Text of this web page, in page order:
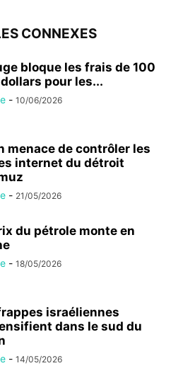
CONNEXES
bloque les frais de 100
pour les...
- 10/06/2026
menace de contrôler les
internet du détroit
- 21/05/2026
du pétrole monte en
- 18/05/2026
israéliennes
dans le sud du
- 14/05/2026